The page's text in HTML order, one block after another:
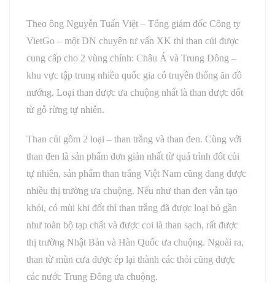
Theo ông Nguyễn Tuấn Việt – Tổng giám đốc Công ty
VietGo – một DN chuyên tư vấn XK thì than củi được
cung cấp cho 2 vùng chính: Châu Á và Trung Đông –
khu vực tập trung nhiều quốc gia có truyền thống ăn đồ
nướng. Loại than được ưa chuộng nhất là than được đốt
từ gỗ rừng tự nhiên.
Than củi gồm 2 loại – than trắng và than đen. Cùng với
than đen là sản phẩm đơn giản nhất từ quá trình đốt củi
tự nhiên, sản phẩm than trắng Việt Nam cũng đang được
nhiều thị trường ưa chuộng. Nếu như than đen vẫn tạo
khói, có mùi khi đốt thì than trắng đã được loại bỏ gần
như toàn bộ tạp chất và được coi là than sạch, rất được
thị trường Nhật Bản và Hàn Quốc ưa chuộng. Ngoài ra,
than từ mùn cưa được ép lại thành các thỏi cũng được
các nước Trung Đông ưa chuộng.